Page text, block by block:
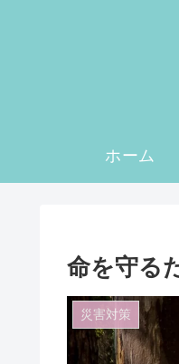
ホーム
命を守る
災害対策